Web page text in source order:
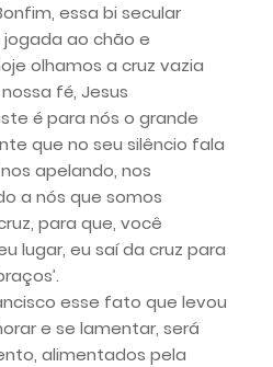
essa bi secular
ao chão e
olhamos a cruz vazia
fé, Jesus
é para nós o grande
que no seu silêncio fala
apelando, nos
a nós que somos
para que, você
lugar, eu saí da cruz para
esse fato que levou
e se lamentar, será
alimentados pela